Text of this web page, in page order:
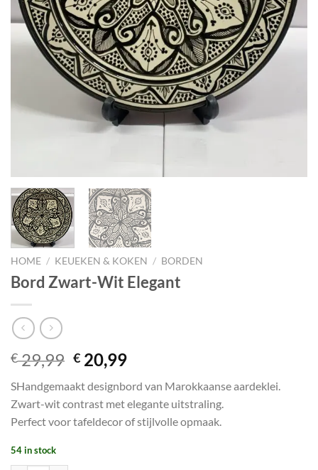
HOME / KEUEKEN & KOKEN / BORDEN
Bord Zwart-Wit Elegant
€29,99 Original
price
was:
€ 29,99.
€ 20,99Current
is:
€ 20,99.
SHandgemaakt designbord van Marokkaanse aardeklei.
Zwart-wit contrast met elegante uitstraling.
Perfect voor tafeldecor of stijlvolle opmaak.
54 in stock